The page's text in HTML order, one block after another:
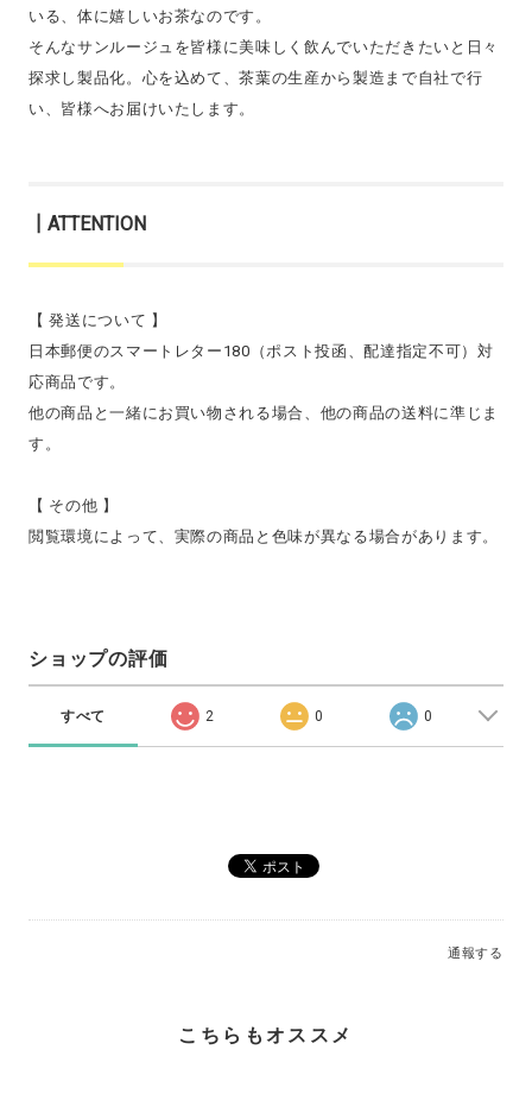
いる、体に嬉しいお茶なのです。
そんなサンルージュを皆様に美味しく飲んでいただきたいと日々
探求し製品化。心を込めて、茶葉の生産から製造まで自社で行
い、皆様へお届けいたします。
┃ATTENTION
【 発送について 】
日本郵便のスマートレター180（ポスト投函、配達指定不可）対
応商品です。
他の商品と一緒にお買い物される場合、他の商品の送料に準じま
す。
【 その他 】
閲覧環境によって、実際の商品と色味が異なる場合があります。
ショップの評価
すべて 2 0 0
通報する
こちらもオススメ